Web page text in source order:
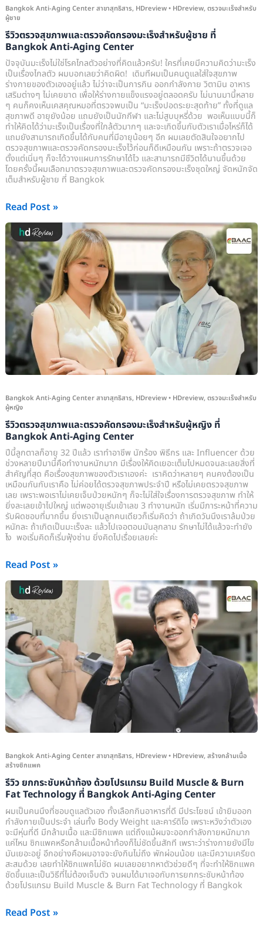
Bangkok Anti-Aging Center สาขาสุทธิสาร, HDreview• HDreview, ตรวจมะเร็งสำหรับ
ผู้ชาย
รีวิวตรวจสุขภาพและตรวจคัดกรองมะเร็งสำหรับผู้ชาย ที่
Bangkok Anti-Aging Center
ปัจจุบันมะเร็งไม่ใช่โรคไกลตัวอย่างที่คิดแล้วครับ! ใครที่เคยมีความคิดว่ามะเร็ง
เป็นเรื่องไกลตัว ผมบอกเลยว่าคิดผิด! เดิมทีผมเป็นคนดูแลใส่ใจสุขภาพ
ร่างกายของตัวเองอยู่แล้ว ไม่ว่าจะเป็นการกิน ออกกำลังกาย วิตามิน อาหาร
เสริมต่างๆ ไม่เคยขาด เพื่อให้ร่างกายแข็งแรงอยู่ตลอดครับ ไม่นานมานี้หลาย
ๆ คนก็คงเห็นเคสคุณหมอที่ตรวจพบเป็น “มะเร็งปอดระยะสุดท้าย” ทั้งที่ดูแล
สุขภาพดี อายุยังน้อย แถมยังเป็นนักกีฬา และไม่สูบบุหรี่ด้วย พอเห็นแบบนี้ก็
ทำให้คิดได้ว่ามะเร็งเป็นเรื่องที่ใกล้ตัวมากๆ และจะเกิดขึ้นกับตัวเราเมื่อไหร่ก็ได้
แถมยังสามารถเกิดขึ้นได้กับคนที่มีอายุน้อยๆ อีก ผมเลยตัดสินใจอยากไป
ตรวจสุขภาพและตรวจคัดกรองมะเร็งไว้ก่อนก็ดีเหมือนกัน เพราะถ้าตรวจเจอ
ตั้งแต่เนิ่นๆ ก็จะได้วางแผนการรักษาได้ไว และสามารถมีชีวิตได้นานขึ้นด้วย
โดยครั้งนี้ผมเลือกมาตรวจสุขภาพและตรวจคัดกรองมะเร็งชุดใหญ่ จัดหนักจัด
เต็มสำหรับผู้ชาย ที่ Bangkok
Bangkok
Anti-
Aging
Center
Read Post »
Bangkok Anti-Aging Center สาขาสุทธิสาร, HDreview• HDreview, ตรวจมะเร็งสำหรับ
ผู้หญิง
รีวิวตรวจสุขภาพและตรวจคัดกรองมะเร็งสำหรับผู้หญิง ที่
Bangkok Anti-Aging Center
ปีนี้ลูกตาลก็อายุ 32 ปีแล้ว เราทำอาชีพ นักร้อง พิธีกร และ Influencer ด้วย
ช่วงหลายปีมานี้คือทำงานหนักมาก มีเรื่องให้คิดเยอะเต็มไปหมดจนละเลยสิ่งที่
สำคัญที่สุด คือเรื่องสุขภาพของตัวเราเองค่ะ เราคิดว่าหลายๆ คนคงต้องเป็น
เหมือนกันกับเราคือ ไม่ค่อยได้ตรวจสุขภาพประจำปี หรือไม่เคยตรวจสุขภาพ
เลย เพราะพอเราไม่เคยเจ็บป่วยหนักๆ ก็จะไม่ใส่ใจเรื่องการตรวจสุขภาพ ทำให้
ยิ่งละเลยเข้าไปใหญ่ แต่พออายุเริ่มเข้าเลข 3 ทำงานหนัก เริ่มมีภาระหน้าที่ความ
รับผิดชอบที่มากขึ้น ยิ่งเราเป็นลูกคนเดียวก็เริ่มคิดว่า ถ้าเกิดวันนึงเราล้มป่วย
หนักละ ถ้าเกิดเป็นมะเร็งละ แล้วไปเจอตอนมันลุกลาม รักษาไม่ได้แล้วจะทำยัง
ไง พอเริ่มคิดก็เริ่มฟุ้งซ่าน ยิ่งคิดไปเรื่อยเลยค่ะ
รีวิว
ตรวจ
สุขภาพ
และ
ตรวจ
คัด
กรอง
มะเร็ง
สำหรับ
ผู้
ที่
Bangkok
Anti-
Aging
Center
Read Post »
Bangkok Anti-Aging Center สาขาสุทธิสาร, HDreview• HDreview, สร้างกล้ามเนื้อ
สร้างซิกแพค
รีวิว ยกกระชับหน้าท้อง ด้วยโปรแกรม Build Muscle & Burn
Fat Technology ที่ Bangkok Anti-Aging Center
ผมเป็นคนนึงที่ชอบดูแลตัวเอง ทั้งเลือกกินอาหารที่ดี มีประโยชน์ เข้ายิมออก
กำลังกายเป็นประจำ เล่นทั้ง Body Weight และคาร์ดิโอ เพราะหวังว่าตัวเอง
จะมีหุ่นที่ดี มีกล้ามเนื้อ และมีซิกแพค แต่ถึงแม้ผมจะออกกำลังกายหนักมาก
แค่ไหน ซิกแพคหรือกล้ามเนื้อหน้าท้องก็ไม่ชัดขึ้นสักที เพราะว่าร่างกายยังมีไข
มันเยอะอยู่ อีกอย่างคือผมอาจจะยังกินไม่ถึง พักผ่อนน้อย และมีความเครียด
สะสมด้วย เลยทำให้ซิกแพคไม่ชัด ผมเลยอยากหาตัวช่วยดีๆ ที่จะทำให้ซิกแพค
ชัดขึ้นและเป็นวิธีที่ไม่ต้องเจ็บตัว จนผมได้มาเจอกับการยกกระชับหน้าท้อง
ด้วยโปรแกรม Build Muscle & Burn Fat Technology ที่ Bangkok
รีวิว
ยก
กระชับ
หน้า
ท้อง
ด้วย
โปรแกรม
Build
&
Fat
Technology
ที่
Bangkok
Anti-
Aging
Center
Read Post »